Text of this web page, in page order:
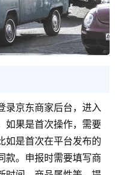
录京东商家后台，进入
如果是首次操作，需要
如是首次在平台发布的
款。申报时需要填写商